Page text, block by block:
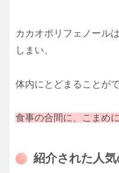
カカオポリフェノールは
しまい、
体内にとどまることが
食事の合間に、こまめ
紹介された人